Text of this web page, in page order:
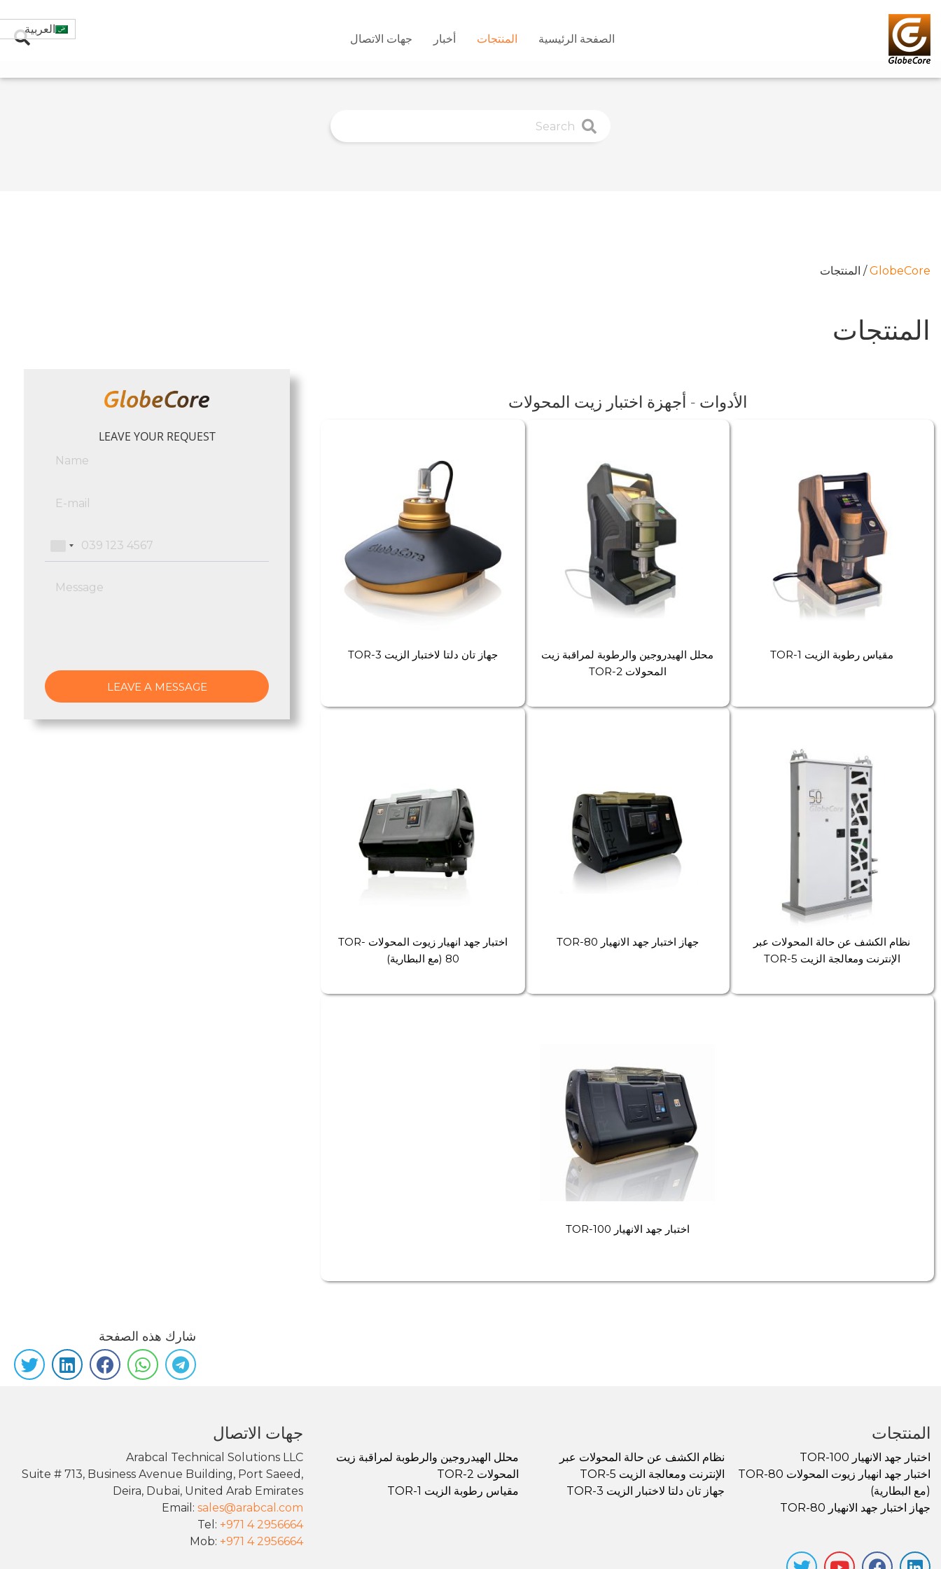
الصفحة الرئيسية المنتجات أخبار جهات الاتصال
العربية
GlobeCore
/ المنتجات
المنتجات
الأدوات - أجهزة اختبار زيت المحولات
مقياس رطوبة الزيت TOR-1
محلل الهيدروجين والرطوبة لمراقبة زيت
المحولات TOR-2
جهاز تان دلتا لاختبار الزيت TOR-3
نظام الكشف عن حالة المحولات عبر
الإنترنت ومعالجة الزيت TOR-5
جهاز اختبار جهد الانهيار TOR-80
اختبار جهد انهيار زيوت المحولات TOR-
80 (مع البطارية)
اختبار جهد الانهيار TOR-100
LEAVE YOUR REQUEST
شارك هذه الصفحة
المنتجات
اختبار جهد الانهيار TOR-100
اختبار جهد انهيار زيوت المحولات TOR-80
(مع البطارية)
جهاز اختبار جهد الانهيار TOR-80
نظام الكشف عن حالة المحولات عبر
الإنترنت ومعالجة الزيت TOR-5
جهاز تان دلتا لاختبار الزيت TOR-3
محلل الهيدروجين والرطوبة لمراقبة زيت
المحولات TOR-2
مقياس رطوبة الزيت TOR-1
جهات الاتصال
Arabcal Technical Solutions LLC
Suite # 713, Business Avenue Building, Port Saeed,
Deira, Dubai, United Arab Emirates
Email: sales@arabcal.com
Tel: +971 4 2956664
Mob: +971 4 2956664